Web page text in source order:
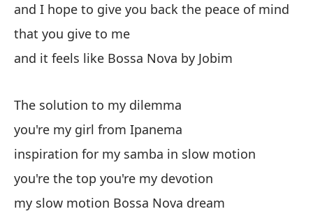
and I hope to give you back the peace of mind
that you give to me
and it feels like Bossa Nova by Jobim
The solution to my dilemma
you're my girl from Ipanema
inspiration for my samba in slow motion
you're the top you're my devotion
my slow motion Bossa Nova dream